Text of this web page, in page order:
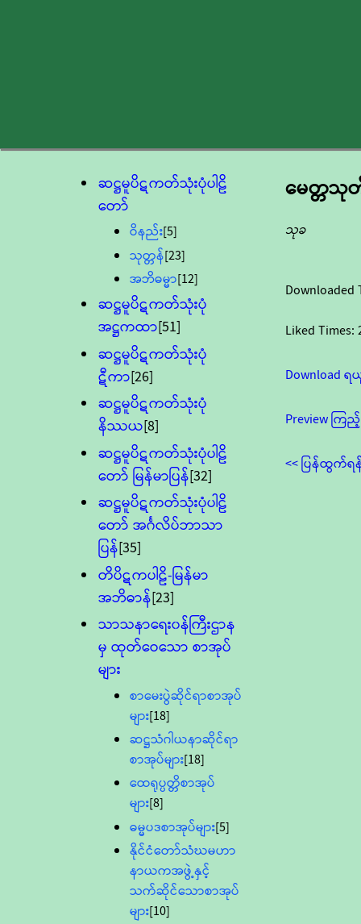
ဆဋ္ဌမူပိဋကတ်သုံးပုံပါဠိ
တော်
ဝိနည်း[5]
သုတ္တန်[23]
အဘိဓမ္မာ[12]
ဆဋ္ဌမူပိဋကတ်သုံးပုံ
အဋ္ဌကထာ[51]
ဆဋ္ဌမူပိဋကတ်သုံးပုံ
ဋီကာ[26]
ဆဋ္ဌမူပိဋကတ်သုံးပုံ
နိဿယ[8]
ဆဋ္ဌမူပိဋကတ်သုံးပုံပါဠိ
တော် မြန်မာပြန်[32]
ဆဋ္ဌမူပိဋကတ်သုံးပုံပါဠိ
တော် အင်္ဂလိပ်ဘာသာ
ပြန်[35]
တိပိဋကပါဠိ-မြန်မာ
အဘိဓာန်[23]
သာသနာရေး၀န်ကြီးဌာန
မှ ထုတ်ဝေသော စာအုပ်
များ
စာမေးပွဲဆိုင်ရာစာအုပ်
များ[18]
ဆဋ္ဌသံဂါယနာဆိုင်ရာ
စာအုပ်များ[18]
ထေရုပ္ပတ္တိစာအုပ်
များ[8]
ဓမ္မပဒစာအုပ်များ[5]
နိုင်ငံတော်သံဃမဟာ
နာယကအဖွဲ့နှင့်
သက်ဆိုင်သောစာအုပ်
များ[10]
မေတ္တသု
သုခ
Downloaded
Liked Times:
Download
Preview ကြ
<< ပြန်ထွက်ရ